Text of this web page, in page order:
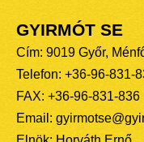
GYIRMÓT SE
Cím: 9019 Győr,
Telefon: +36-96-831-
FAX: +36-96-831-836
Email: